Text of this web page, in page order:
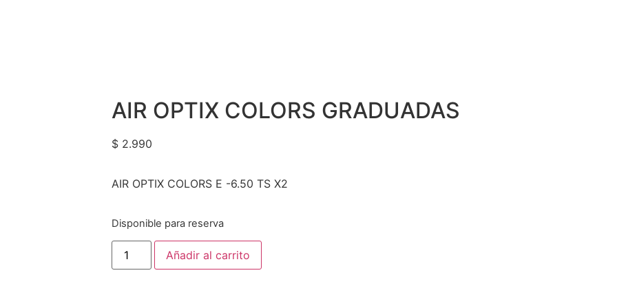
AIR OPTIX COLORS GRADUADAS
$ 2.990
AIR OPTIX COLORS E -6.50 TS X2
Disponible para reserva
Añadir al carrito